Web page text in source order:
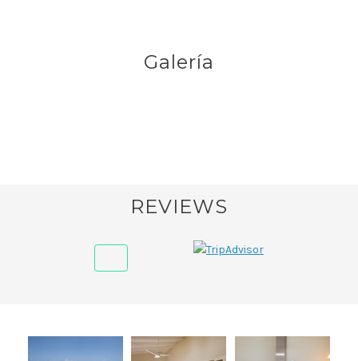
Galería
REVIEWS